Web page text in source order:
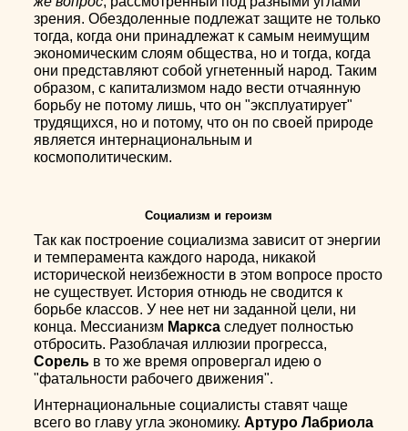
зрения. Обездоленные подлежат защите не только
тогда, когда они принадлежат к самым неимущим
экономическим слоям общества, но и тогда, когда
они представляют собой угнетенный народ. Таким
образом, с капитализмом надо вести отчаянную
борьбу не потому лишь, что он "эксплуатирует"
трудящихся, но и потому, что он по своей природе
является интернациональным и
космополитическим.
Социализм и героизм
Так как построение социализма зависит от энергии
и темперамента каждого народа, никакой
исторической неизбежности в этом вопросе просто
не существует. История отнюдь не сводится к
борьбе классов. У нее нет ни заданной цели, ни
конца. Мессианизм Маркса следует полностью
отбросить. Разоблачая иллюзии прогресса,
Сорель в то же время опровергал идею о
"фатальности рабочего движения".
Интернациональные социалисты ставят чаще
всего во главу угла экономику.Артуро Лабриола